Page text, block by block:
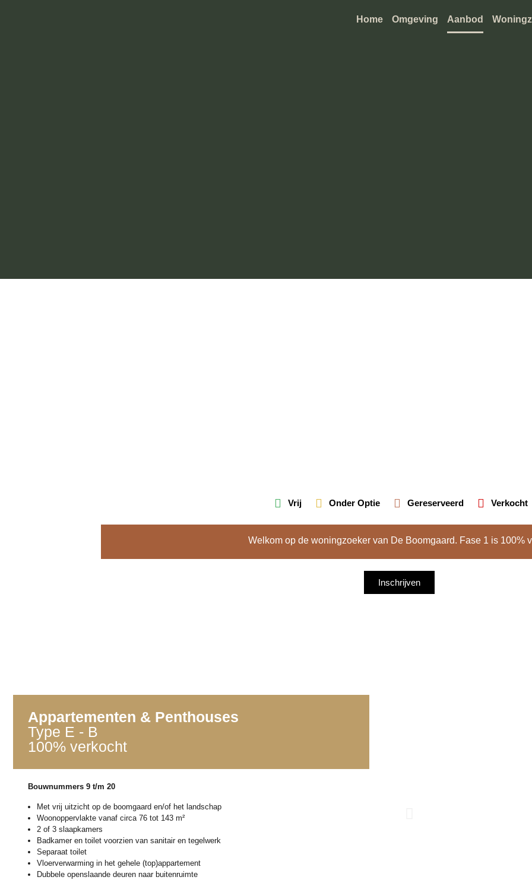
Home Omgeving Aanbod
Vrij Onder Optie Gereserveerd Verkocht
Welkom op de woningzoeker van De Boomgaard. Fase 1 is 100%
Inschrijven
Appartementen & Penthouses
Type E - B
100% verkocht
Bouwnummers 9 t/m 20
Met vrij uitzicht op de boomgaard en/of het landschap
Woonoppervlakte vanaf circa 76 tot 143 m²
2 of 3 slaapkamers
Badkamer en toilet voorzien van sanitair en tegelwerk
Separaat toilet
Vloerverwarming in het gehele (top)appartement
Dubbele openslaande deuren naar buitenruimte